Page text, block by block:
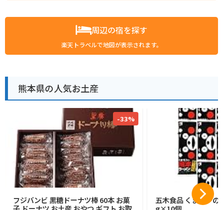
周辺の宿を探す
楽天トラベルで地図が表示されます。
熊本県の人気お土産
-33%
フジバンビ 黒糖ドーナツ棒 60本 お菓
五木食品 くまモン